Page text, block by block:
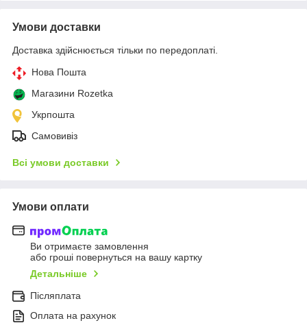
Умови доставки
Доставка здійснюється тільки по передоплаті.
Нова Пошта
Магазини Rozetka
Укрпошта
Самовивіз
Всі умови доставки
Умови оплати
Ви отримаєте замовлення
або гроші повернуться на вашу картку
Детальніше
Післяплата
Оплата на рахунок